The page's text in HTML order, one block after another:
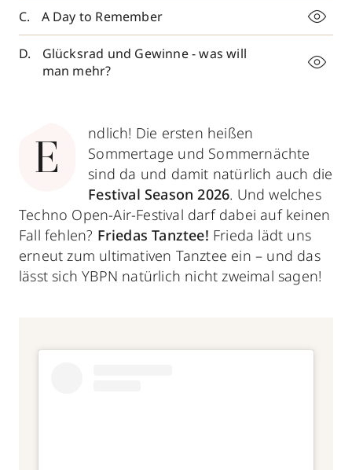
A Day to Remember
Glücksrad und Gewinne - was will
man mehr?
E
ndlich! Die ersten heißen
Sommertage und Sommernächte
sind da und damit natürlich auch die
Festival Season 2026. Und welches
Techno Open-Air-Festival darf dabei auf keinen
Fall fehlen? Friedas Tanztee! Frieda lädt uns
erneut zum ultimativen Tanztee ein – und das
lässt sich YBPN natürlich nicht zweimal sagen!